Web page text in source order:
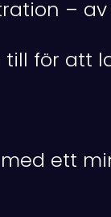
–
till för att
ett